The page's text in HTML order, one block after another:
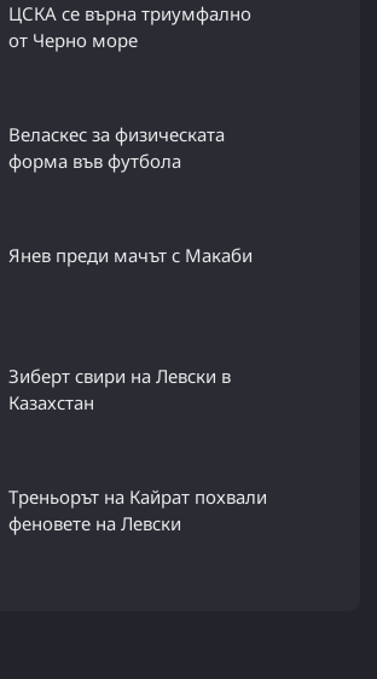
ЦСКА се върна триумфално
от Черно море
Веласкес за физическата
форма във футбола
Янев преди мачът с Макаби
Зиберт свири на Левски в
Казахстан
Треньорът на Кайрат похвали
феновете на Левски